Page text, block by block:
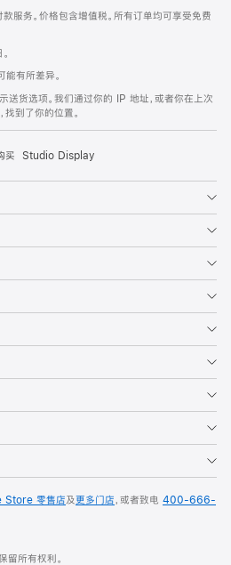
服务。价格包含增值税。所有订单均可享受免费
有所差异。
送货选项。我们通过你的 IP 地址，或者你在上次
到了你的位置。
买 Studio Display
Store 零售店及更多门店，或者致电 400-666-
所有权利。